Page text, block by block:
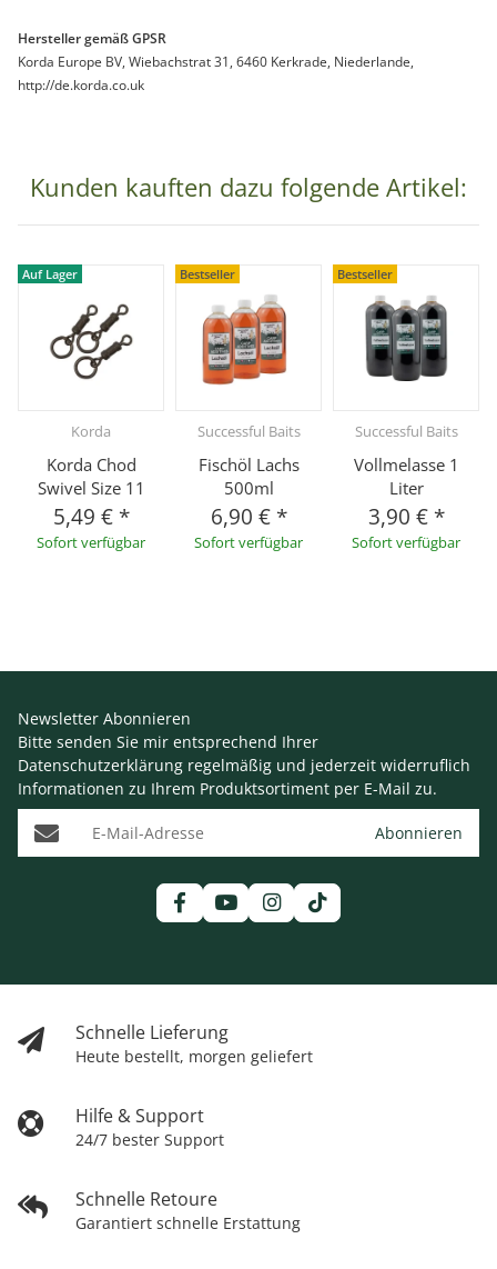
Hersteller gemäß GPSR
Korda Europe BV, Wiebachstrat 31, 6460 Kerkrade, Niederlande,
http://de.korda.co.uk
Kunden kauften dazu folgende Artikel:
Auf Lager
Korda
Korda Chod
Swivel Size 11
5,49 € *
Sofort verfügbar
Bestseller
Successful Baits
Fischöl Lachs
500ml
6,90 € *
Sofort verfügbar
Bestseller
Successful Baits
Vollmelasse 1
Liter
3,90 € *
Sofort verfügbar
Schnelle Lieferung
Heute bestellt, morgen geliefert
Hilfe & Support
24/7 bester Support
Schnelle Retoure
Garantiert schnelle Erstattung
Newsletter Abonnieren
Bitte senden Sie mir entsprechend Ihrer
Datenschutzerklärung regelmäßig und jederzeit widerruflich
Informationen zu Ihrem Produktsortiment per E-Mail zu.
E-Mail-Adresse Abonnieren